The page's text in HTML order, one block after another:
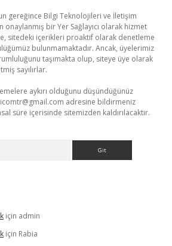
gereğince Bilgi Teknolojileri ve İletişim
onaylanmış bir Yer Sağlayıcı olarak hizmet
sitedeki içerikleri proaktif olarak denetleme
bulunmamaktadır. Ancak, üyelerimiz
taşımakta olup, siteye üye olarak
sayılırlar.
aykırı olduğunu düşündüğünüz
adresine bildirmeniz
süre içerisinde sitemizden kaldırılacaktır.
için admin
için Rabia